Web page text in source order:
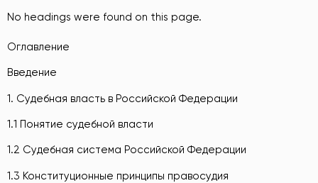
No headings were found on this page.
Оглавление
Введение
1. Судебная власть в Российской Федерации
1.1 Понятие судебной власти
1.2 Судебная система Российской Федерации
1.3 Конституционные принципы правосудия